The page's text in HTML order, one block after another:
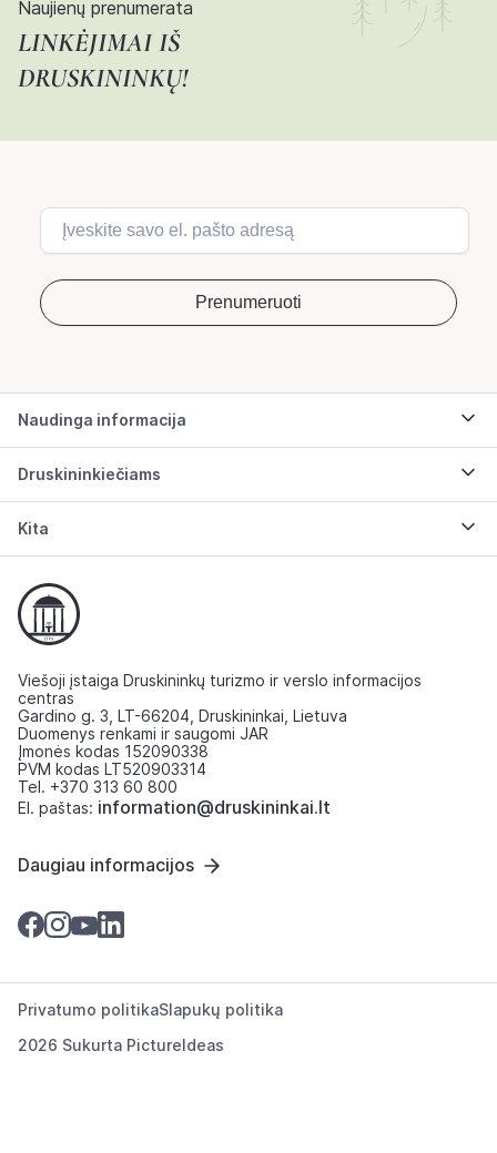
Naujienų prenumerata
LINKĖJIMAI IŠ
DRUSKININKŲ!
Naudinga informacija
Druskininkiečiams
Kita
Viešoji įstaiga Druskininkų turizmo ir verslo informacijos
centras
Gardino g. 3, LT-66204, Druskininkai, Lietuva
Duomenys renkami ir saugomi JAR
Įmonės kodas 152090338
PVM kodas LT520903314
Tel. +370 313 60 800
El. paštas: information@druskininkai.lt
Daugiau informacijos
2026 Sukurta PictureIdeas
Privatumo politikaSlapukų politika